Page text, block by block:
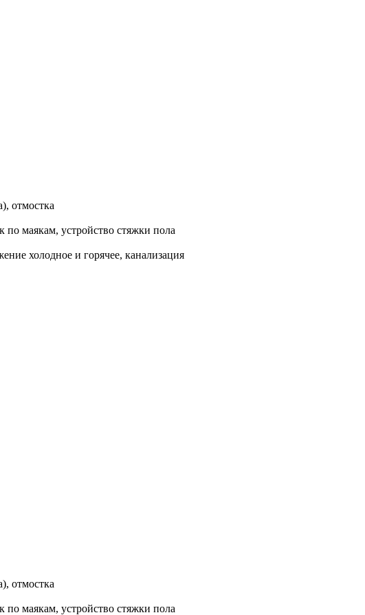
отмостка
по маякам, устройство стяжки пола
холодное и горячее, канализация
отмостка
по маякам, устройство стяжки пола